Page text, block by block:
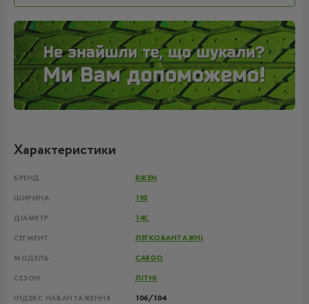
Характеристики
БРЕНД RIKEN
ШИРИНА 195
ДІАМЕТР 14C
СЕГМЕНТ ЛЕГКОВАНТАЖНІ
МОДЕЛЬ CARGO
СЕЗОН ЛІТНІ
ІНДЕКС НАВАНТАЖЕННЯ 106/104